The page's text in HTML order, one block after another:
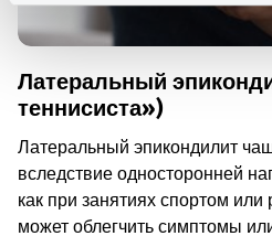
Латеральный
теннисиста»)
Латеральный эпикондилит
вследствие односторонней
как при занятиях спортом
может облегчить симптомы